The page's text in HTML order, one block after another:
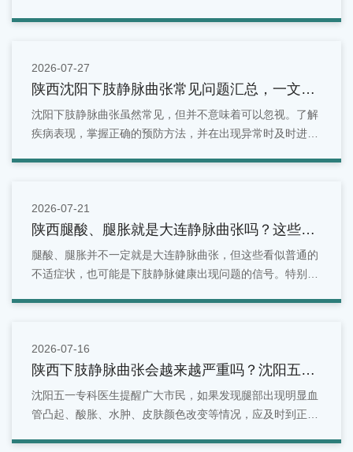
2026-07-27
陕西沈阳下肢静脉曲张常见问题汇总，一文看
懂
沈阳下肢静脉曲张虽然常见，但并不意味着可以忽视。了解
疾病表现，掌握正确的预防方法，并在出现异常时及时进行
2026-07-21
陕西腿酸、腿胀就是大连静脉曲张吗？这些症
状别忽视
腿酸、腿胀并不一定就是大连静脉曲张，但这些看似普通的
不适症状，也可能是下肢静脉健康出现问题的信号。特别是
2026-07-16
陕西下肢静脉曲张会越来越严重吗？沈阳五一
专科医生为您解答！
沈阳五一专科医生提醒广大市民，如果发现腿部出现明显血
管凸起、酸胀、水肿、皮肤颜色改变等情况，应及时到正规